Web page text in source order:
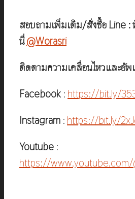
สอบถามเพิ่มเติม/สั่งซื้อ Line
นี่@Worasri
ติดตามความเคลื่อนไหวและอัพ
Facebook : https://bit.ly/
Instagram : https://bit.ly/
Youtube :
https://www.youtube.com/